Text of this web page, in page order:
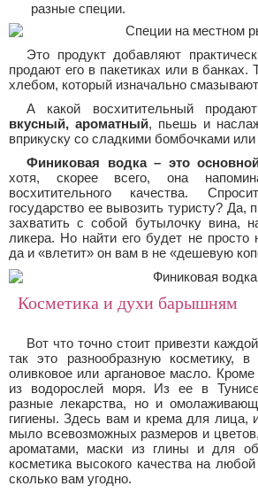
разные специи.
Это продукт добавляют
продают его в пакетиках или в банках.
хлебом, который изначально
А какой восхитительный
вкусный, ароматный, пьешь и
вприкуску со сладкими бомбочками или
Финиковая водка – это
хотя, скорее всего, она
восхитительного качества.
государство ее вывозить туристу? Да,
захватить с собой бутылочку вина,
ликера. Но найти его будет не просто
да и «влетит» он вам в не «дешевую
Косметика и духи барышням
Вот что точно стоит привезти
так это разнообразную косметику,
оливковое или аргановое масло. Кроме
из водорослей моря. Из ее в
разные лекарства, но и
гигиены. Здесь вам и крема для лица,
мыло всевозможных размеров и
ароматами, маски из глины и для
косметика высокого качества на
сколько вам угодно.